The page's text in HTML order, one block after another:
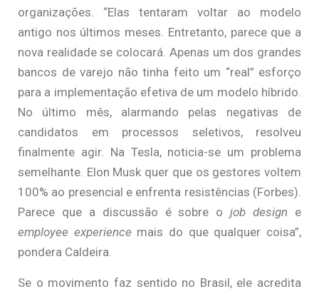
organizações. “Elas tentaram voltar ao modelo
antigo nos últimos meses. Entretanto, parece que a
nova realidade se colocará. Apenas um dos grandes
bancos de varejo não tinha feito um “real” esforço
para a implementação efetiva de um modelo híbrido.
No último mês, alarmando pelas negativas de
candidatos em processos seletivos, resolveu
finalmente agir. Na Tesla, noticia-se um problema
semelhante. Elon Musk quer que os gestores voltem
100% ao presencial e enfrenta resistências (Forbes).
Parece que a discussão é sobre ojob design e
employee experience mais do que qualquer coisa”,
pondera Caldeira.
Se o movimento faz sentido no Brasil, ele acredita